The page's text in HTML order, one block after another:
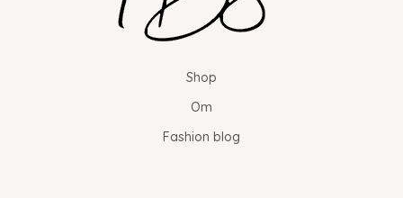
Shop
Om
Fashion blog